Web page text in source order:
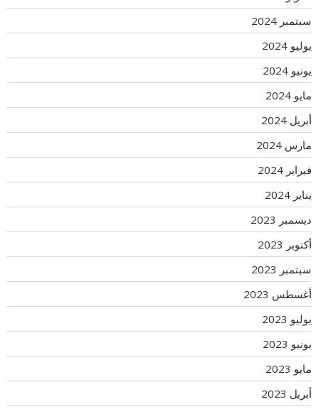
سبتمبر 2024
يوليو 2024
يونيو 2024
مايو 2024
أبريل 2024
مارس 2024
فبراير 2024
يناير 2024
ديسمبر 2023
أكتوبر 2023
سبتمبر 2023
أغسطس 2023
يوليو 2023
يونيو 2023
مايو 2023
أبريل 2023